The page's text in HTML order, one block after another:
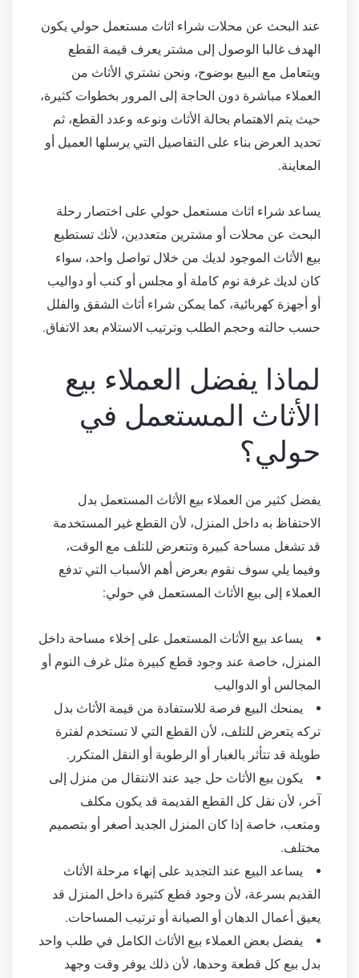
عند البحث عن محلات شراء اثاث مستعمل حولي يكون
الهدف غالبا الوصول إلى مشتر يعرف قيمة القطع
ويتعامل مع البيع بوضوح، ونحن نشتري الأثاث من
العملاء مباشرة دون الحاجة إلى المرور بخطوات كثيرة،
حيث يتم الاهتمام بحالة الأثاث ونوعه وعدد القطع، ثم
تحديد العرض بناء على التفاصيل التي يرسلها العميل أو
المعاينة.
يساعد شراء اثاث مستعمل حولي على اختصار رحلة
البحث عن محلات أو مشترين متعددين، لأنك تستطيع
بيع الأثاث الموجود لديك من خلال تواصل واحد، سواء
كان لديك غرفة نوم كاملة أو مجلس أو كنب أو دواليب
أو أجهزة كهربائية، كما يمكن شراء أثاث الشقق والفلل
حسب حالته وحجم الطلب وترتيب الاستلام بعد الاتفاق.
لماذا يفضل العملاء بيع
الأثاث المستعمل في
حولي؟
يفضل كثير من العملاء بيع الأثاث المستعمل بدل
الاحتفاظ به داخل المنزل، لأن القطع غير المستخدمة
قد تشغل مساحة كبيرة وتتعرض للتلف مع الوقت،
وفيما يلي سوف نقوم بعرض أهم الأسباب التي تدفع
العملاء إلى بيع الأثاث المستعمل في حولي:
يساعد بيع الأثاث المستعمل على إخلاء مساحة داخل
المنزل، خاصة عند وجود قطع كبيرة مثل غرف النوم أو
المجالس أو الدواليب
يمنحك البيع فرصة للاستفادة من قيمة الأثاث بدل
تركه يتعرض للتلف، لأن القطع التي لا تستخدم لفترة
طويلة قد تتأثر بالغبار أو الرطوبة أو النقل المتكرر.
يكون بيع الأثاث حل جيد عند الانتقال من منزل إلى
آخر، لأن نقل كل القطع القديمة قد يكون مكلف
ومتعب، خاصة إذا كان المنزل الجديد أصغر أو بتصميم
مختلف.
يساعد البيع عند التجديد على إنهاء مرحلة الأثاث
القديم بسرعة، لأن وجود قطع كثيرة داخل المنزل قد
يعيق أعمال الدهان أو الصيانة أو ترتيب المساحات.
يفضل بعض العملاء بيع الأثاث الكامل في طلب واحد
بدل بيع كل قطعة وحدها، لأن ذلك يوفر وقت وجهد